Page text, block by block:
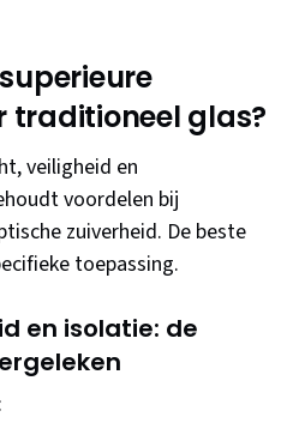
traditioneel glas?
veiligheid en
voordelen bij
zuiverheid. De beste
toepassing.
en isolatie: de